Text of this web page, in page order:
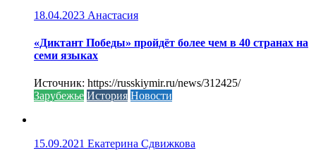
18.04.2023 Анастасия
«Диктант Победы» пройдёт более чем в 40 странах на
семи языках
Источник: https://russkiymir.ru/news/312425/
Зарубежье История Новости
15.09.2021 Екатерина Сдвижкова